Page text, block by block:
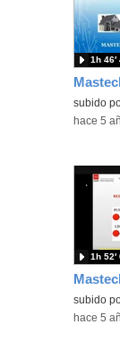
subido
1h 46′
-hace 5
subido
1h 52′
-hace 5